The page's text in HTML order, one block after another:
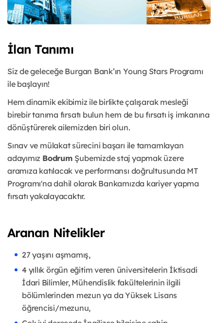
İlan Tanımı
Siz de geleceğe Burgan Bank’ın Young Stars Programı
ile başlayın!
Hem dinamik ekibimiz ile birlikte çalışarak mesleği
birebir tanıma fırsatı bulun hem de bu fırsatı iş imkanına
dönüştürerek ailemizden biri olun.
Sınav ve mülakat sürecini başarı ile tamamlayan
adayımız Bodrum Şubemizde staj yapmak üzere
aramıza katılacak ve performansı doğrultusunda MT
Programı'na dahil olarak Bankamızda kariyer yapma
fırsatı yakalayacaktır.
Aranan Nitelikler
27 yaşını aşmamış,
4 yıllık örgün eğitim veren üniversitelerin İktisadi
İdari Bilimler, Mühendislik fakültelerinin ilgili
bölümlerinden mezun ya da Yüksek Lisans
öğrencisi/mezunu,